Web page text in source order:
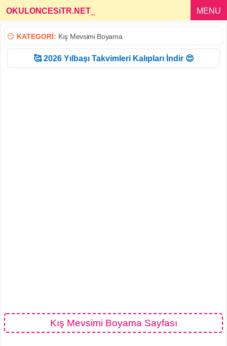
OKULONCESiTR.NET MENU
😏 KATEGORİ: Kış Mevsimi Boyama
🥰 2026 Yılbaşı Takvimleri Kalıpları İndir 😍
Kış Mevsimi Boyama Sayfası